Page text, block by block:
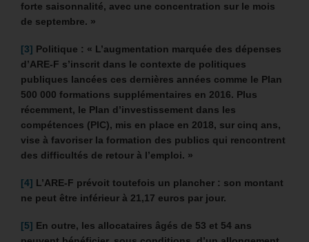
forte saisonnalité, avec une concentration sur le mois
de septembre. »
[3] Politique : « L’augmentation marquée des dépenses
d’ARE-F s’inscrit dans le contexte de politiques
publiques lancées ces dernières années comme le Plan
500 000 formations supplémentaires en 2016. Plus
récemment, le Plan d’investissement dans les
compétences (PIC), mis en place en 2018, sur cinq ans,
vise à favoriser la formation des publics qui rencontrent
des difficultés de retour à l’emploi. »
[4] L’ARE-F prévoit toutefois un plancher : son montant
ne peut être inférieur à 21,17 euros par jour.
[5] En outre, les allocataires âgés de 53 et 54 ans